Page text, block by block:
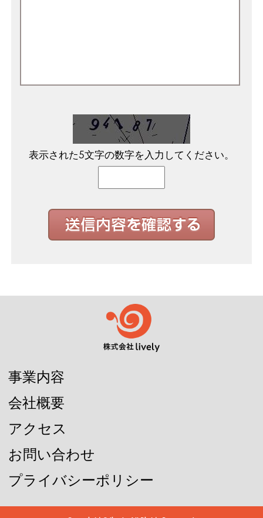
表示された5文字の数字を入力してください。
事業内容
会社概要
アクセス
お問い合わせ
プライバシーポリシー